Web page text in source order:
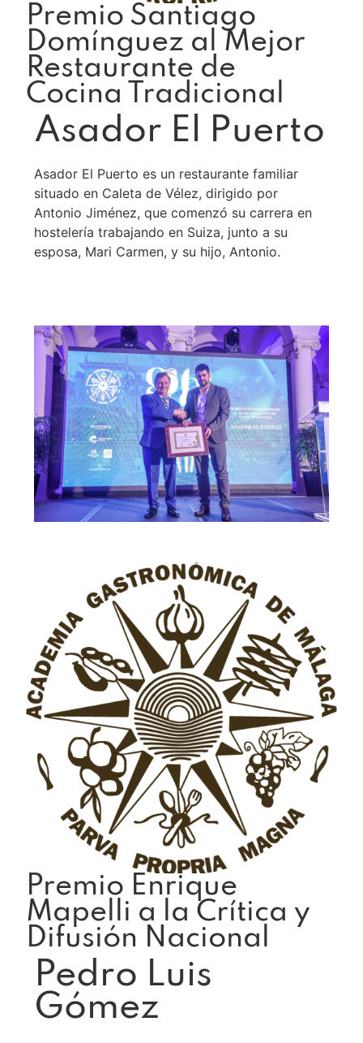
Premio Santiago
Domínguez al Mejor
Restaurante de
Cocina Tradicional
Asador El Puerto
Asador El Puerto es un restaurante familiar
situado en Caleta de Vélez, dirigido por
Antonio Jiménez, que comenzó su carrera en
hostelería trabajando en Suiza, junto a su
esposa, Mari Carmen, y su hijo, Antonio.
Premio Enrique
Mapelli a la Crítica y
Difusión Nacional
Pedro Luis
Gómez